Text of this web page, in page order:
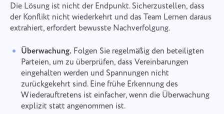
Die Lösung ist nicht der Endpunkt. Sicherzustellen, dass
der Konflikt nicht wiederkehrt und das Team Lernen daraus
extrahiert, erfordert bewusste Nachverfolgung.
Überwachung. Folgen Sie regelmäßig den beteiligten
Parteien, um zu überprüfen, dass Vereinbarungen
eingehalten werden und Spannungen nicht
zurückgekehrt sind. Eine frühe Erkennung des
Wiederauftretens ist einfacher, wenn die Überwachung
explizit statt angenommen ist.